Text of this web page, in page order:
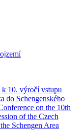
10. výročí vstupu
do Schengenského
on the 10th
of the Czech
Schengen Area